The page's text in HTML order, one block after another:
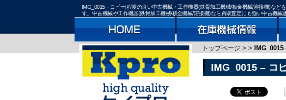
IMG_0015 – コピー|程度の良い中古機械・工作機器(鉄骨加工機械/板金機械/溶接機)な
す。中古機械や工作機器(鉄骨加工機械/板金機械/溶接機)なら買取査定にも強い中古機械
トップページ > >
IMG_0015 – コ